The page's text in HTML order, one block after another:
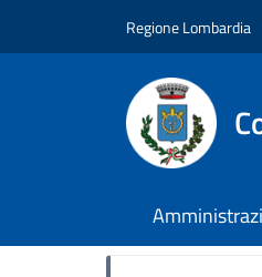
Regione Lombardia